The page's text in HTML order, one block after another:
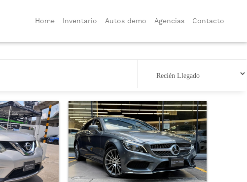
Home Inventario Autos demo Agencias Contacto